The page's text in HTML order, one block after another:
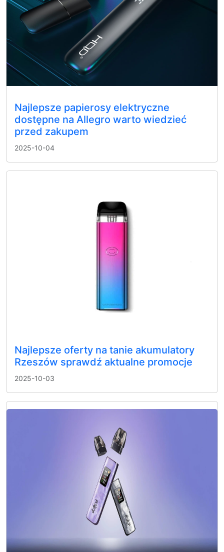
Najlepsze papierosy elektryczne
dostępne na Allegro warto wiedzieć
przed zakupem
2025-10-04
Najlepsze oferty na tanie akumulatory
Rzeszów sprawdź aktualne promocje
2025-10-03